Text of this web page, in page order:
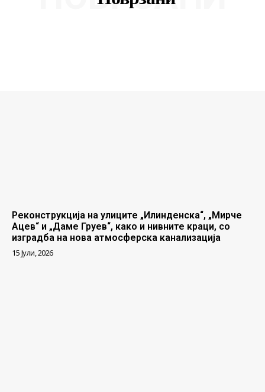
Реконструкција на улиците „Илинденска“, „Мирче
Ацев“ и „Даме Груев“, како и нивните краци, со
изградба на нова атмосферска канализација
15 Јули, 2026